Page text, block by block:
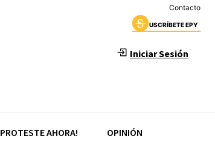
Contacto
USCRÍBETE EPY
Iniciar Sesión
PROTESTE AHORA! OPINIÓN